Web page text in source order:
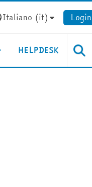
Italiano ‎(it)‎ Login
HELPDESK